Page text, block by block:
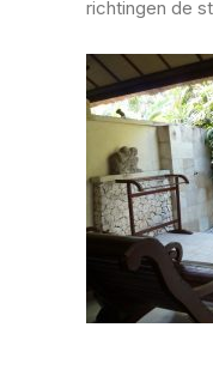
richtingen de